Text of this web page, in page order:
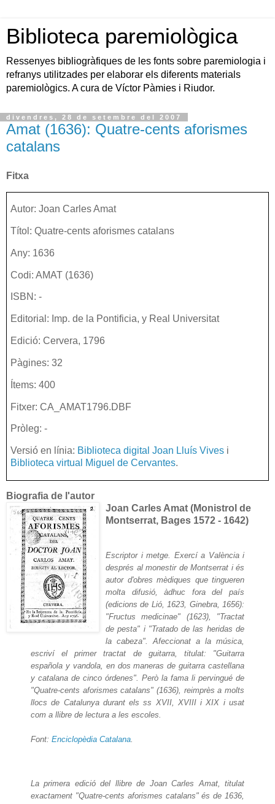
Biblioteca paremiològica
Ressenyes bibliogràfiques de les fonts sobre paremiologia i
refranys utilitzades per elaborar els diferents materials
paremiològics. A cura de Víctor Pàmies i Riudor.
divendres, 28 de setembre del 2007
Amat (1636): Quatre-cents aforismes
catalans
Fitxa
Autor: Joan Carles Amat
Títol: Quatre-cents aforismes catalans
Any: 1636
Codi: AMAT (1636)
ISBN: -
Editorial: Imp. de la Pontificia, y Real Universitat
Edició: Cervera, 1796
Pàgines: 32
Ítems: 400
Fitxer: CA_AMAT1796.DBF
Pròleg: -
Versió en línia: Biblioteca digital Joan Lluís Vivesi
Biblioteca virtual Miguel de Cervantes.
Biografia de l'autor
Joan Carles Amat (Monistrol de
Montserrat, Bages 1572 - 1642)
Escriptor i metge. Exercí a València i
després al monestir de Montserrat i és
autor d'obres mèdiques que tingueren
molta difusió, àdhuc fora del país
(edicions de Lió, 1623, Ginebra, 1656):
"Fructus medicinae" (1623), "Tractat
de pesta" i "Tratado de las heridas de
la cabeza". Afeccionat a la música,
escriví el primer tractat de guitarra, titulat: "Guitarra
española y vandola, en dos maneras de guitarra castellana
y catalana de cinco órdenes". Però la fama li pervingué de
"Quatre-cents aforismes catalans" (1636), reimprès a molts
llocs de Catalunya durant els ss XVII, XVIII i XIX i usat
com a llibre de lectura a les escoles.
Font: Enciclopèdia Catalana.
La primera edició del llibre de Joan Carles Amat, titulat
exactament "Quatre-cents aforismes catalans" és de 1636,